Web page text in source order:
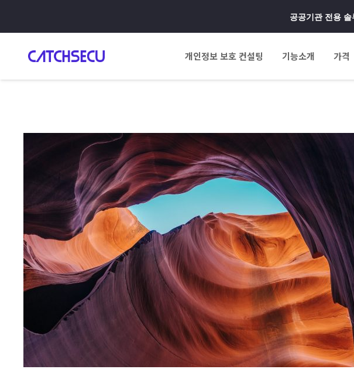
공공기관 전용
개인정보 보호 컨설팅 기능소개 가격